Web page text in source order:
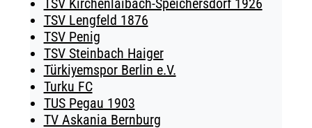
TSV Kirchenlaibach-Speichersdorf 1926
TSV Lengfeld 1876
TSV Penig
TSV Steinbach Haiger
Türkiyemspor Berlin e.V.
Turku FC
TUS Pegau 1903
TV Askania Bernburg